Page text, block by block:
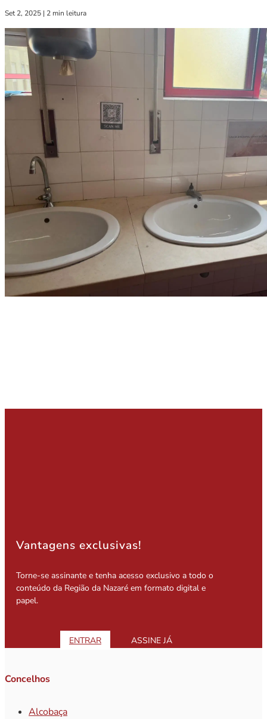
Set 2, 2025 | 2 min leitura
Vantagens exclusivas!
Torne-se assinante e tenha acesso exclusivo a todo o
conteúdo da Região da Nazaré em formato digital e
papel.
ENTRAR ASSINE JÁ
Concelhos
Alcobaça